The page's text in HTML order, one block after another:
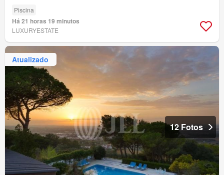
Piscina
Há 21 horas 19 minutos
LUXURYESTATE
Atualizado
12 Fotos